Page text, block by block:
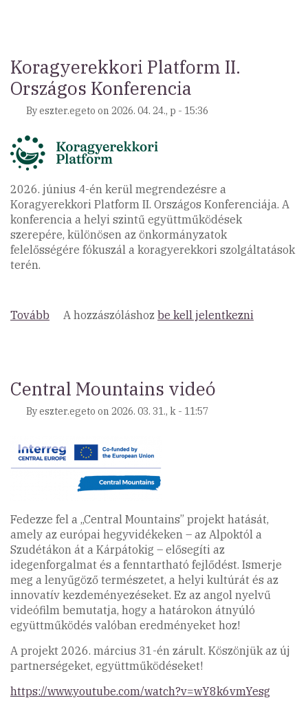
Koragyerekkori Platform II.
Országos Konferencia
Byeszter.egeto on 2026. 04. 24., p - 15:36
2026. június 4-én kerül megrendezésre a
Koragyerekkori Platform II. Országos Konferenciája. A
konferencia a helyi szintű együttműködések
szerepére, különösen az önkormányzatok
felelősségére fókuszál a koragyerekkori szolgáltatások
terén.
Tovább (Koragyerekkori
Konferencia)
A hozzászóláshoz be kell jelentkezni
Central Mountains videó
Byeszter.egeto on 2026. 03. 31., k - 11:57
Fedezze fel a „Central Mountains” projekt hatását,
amely az európai hegyvidékeken – az Alpoktól a
Szudétákon át a Kárpátokig – elősegíti az
idegenforgalmat és a fenntartható fejlődést. Ismerje
meg a lenyűgöző természetet, a helyi kultúrát és az
innovatív kezdeményezéseket. Ez az angol nyelvű
videófilm bemutatja, hogy a határokon átnyúló
együttműködés valóban eredményeket hoz!
A projekt 2026. március 31-én zárult. Köszönjük az új
partnerségeket, együttműködéseket!
https://www.youtube.com/watch?v=wY8k6vmYesg